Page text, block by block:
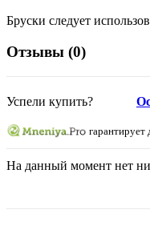
Бруски следует
Отзывы (0)
Успели купить?
гарантирует
На данный момент нет